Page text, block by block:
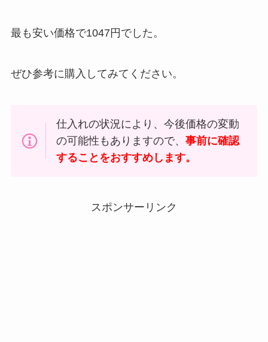
最も安い価格で1047円でした。
ぜひ参考に購入してみてください。
仕入れの状況により、今後価格の変動
の可能性もありますので、事前に確認
することをおすすめします。
スポンサーリンク